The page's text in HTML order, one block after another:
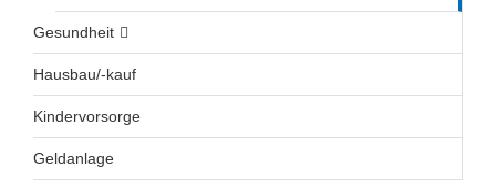
Gesundheit
Hausbau/-kauf
Kindervorsorge
Geldanlage